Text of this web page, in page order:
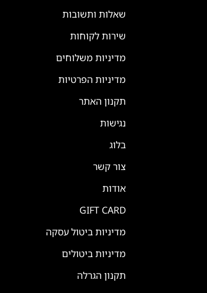
שאלות ותשובות
שירות לקוחות
מדיניות משלוחים
מדיניות הפרטיות
תקנון האתר
נגישות
בלוג
צור קשר
אודות
GIFT CARD
מדיניות ביטול עסקה
מדיניות ביטולים
תקנון הגרלה